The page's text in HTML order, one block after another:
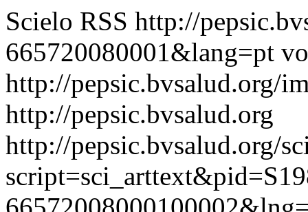
Scielo RSS http://
665720080001&lang=pt
http://pepsic.bvsalud.org/
http://pepsic.bvsalud.org
http://pepsic.bvsalud.org/